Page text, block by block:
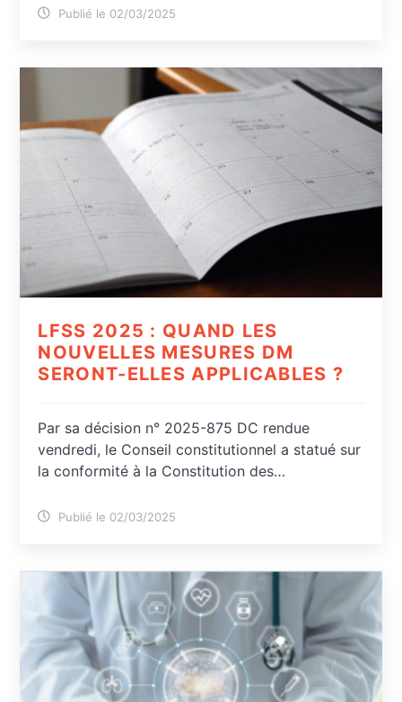
Publié le 02/03/2025
LFSS 2025 : QUAND LES
NOUVELLES MESURES DM
SERONT-ELLES APPLICABLES ?
Par sa décision n° 2025-875 DC rendue
vendredi, le Conseil constitutionnel a statué sur
la conformité à la Constitution des…
Publié le 02/03/2025